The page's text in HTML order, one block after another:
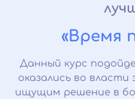
«Время
Данный курс
оказались во
ищущим решение в